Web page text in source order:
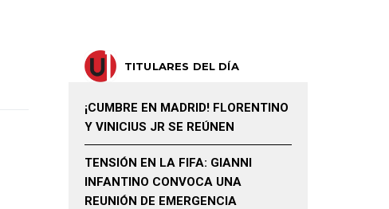
TITULARES DEL DÍA
¡CUMBRE EN MADRID! FLORENTINO
Y VINICIUS JR SE REÚNEN
TENSIÓN EN LA FIFA: GIANNI
INFANTINO CONVOCA UNA
REUNIÓN DE EMERGENCIA